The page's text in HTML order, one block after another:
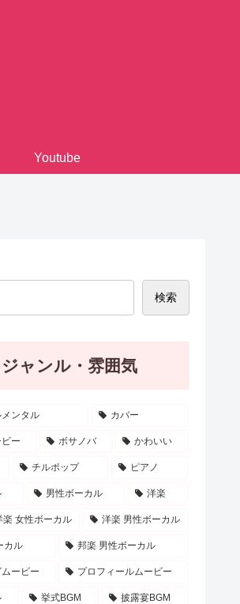
Youtube
検索
ャンル・雰囲気
ンタル カバー
ー ボサノバ かわいい
チルポップ ピアノ
男性ボーカル 洋楽
楽 女性ボーカル 洋楽 男性ボーカル
カル 邦楽 男性ボーカル
ービー プロフィールムービー
挙式BGM 披露宴BGM